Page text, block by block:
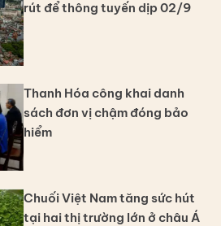
rút để thông tuyến dịp 02/9
Thanh Hóa công khai danh
sách đơn vị chậm đóng bảo
hiểm
Chuối Việt Nam tăng sức hút
tại hai thị trường lớn ở châu Á